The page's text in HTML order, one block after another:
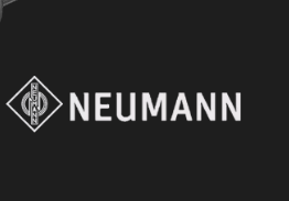
Eveil Musical